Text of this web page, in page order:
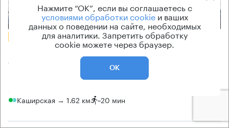
Еще фото
БЕЗ КОМИССИИ
1-й Котляковский 1А с1
Каширская → 1.62 км ~20 мин
Нажмите “ОК”, если вы соглашаетесь с
условиями обработки cookieи ваших
данных о поведении на сайте, необходимых
для аналитики. Запретить обработку
cookie можете через браузер.
ОК